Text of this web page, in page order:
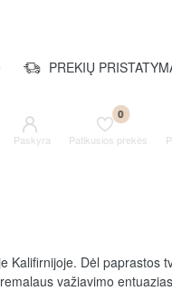
PREKIŲ
Paskyra Patikusios prekės
0
Kalifirnijoje. Dėl paprastos
važiavimo